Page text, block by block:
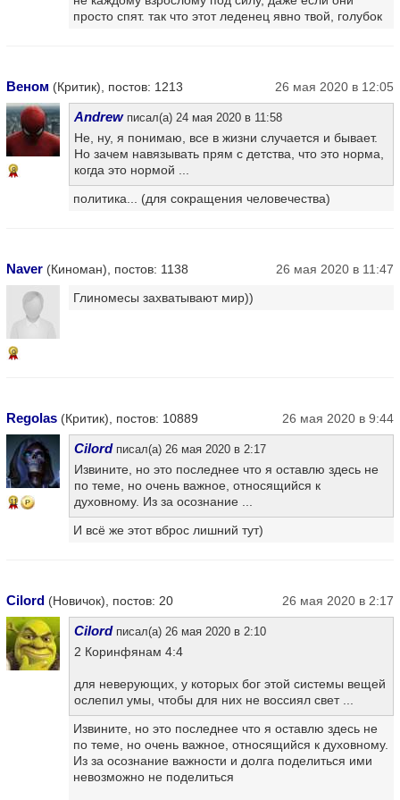
просто спят. так что этот леденец явно твой, голубок
Веном (Критик), постов: 1213 26 мая 2020 в 12:05
8
Andrewписал(а) 24 мая 2020 в 11:58
Не, ну, я понимаю, все в жизни случается и бывает.
Но зачем навязывать прям с детства, что это норма,
когда это нормой ...
политика... (для сокращения человечества)
Naver (Киноман), постов: 1138 26 мая 2020 в 11:47
9
Глиномесы захватывают мир))
Regolas (Критик), постов: 10889 26 мая 2020 в 9:44
11
Cilordписал(а) 26 мая 2020 в 2:17
Извините, но это последнее что я оставлю здесь не
по теме, но очень важное, относящийся к
духовному. Из за осознание ...
И всё же этот вброс лишний тут)
Cilord (Новичок), постов: 20 26 мая 2020 в 2:17
Cilordписал(а) 26 мая 2020 в 2:10
2 Коринфянам 4:4
для неверующих, у которых бог этой системы вещей
ослепил умы, чтобы для них не воссиял свет ...
Извините, но это последнее что я оставлю здесь не
по теме, но очень важное, относящийся к духовному.
Из за осознание важности и долга поделиться ими
невозможно не поделиться